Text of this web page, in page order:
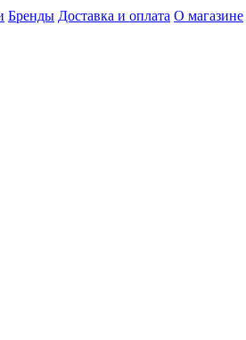
Бренды Доставка и оплата О магазине